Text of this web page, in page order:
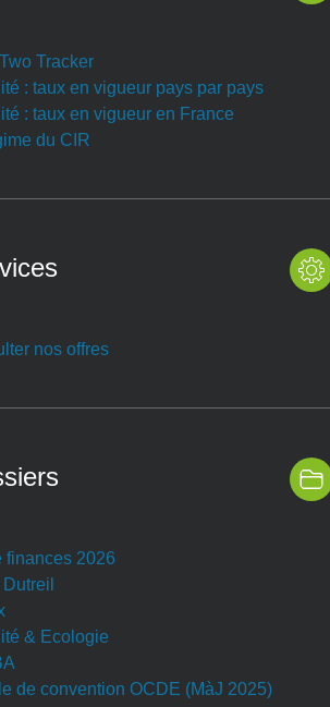
Tracker
: taux en vigueur pays par pays
: taux en vigueur en France
du CIR
nos offres
finances 2026
& Ecologie
de convention OCDE (MàJ 2025)